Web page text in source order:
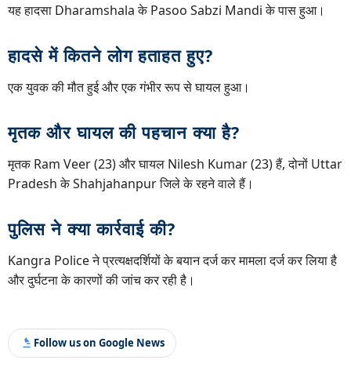
यह हादसा Dharamshala के Pasoo Sabzi Mandi के पास हुआ।
हादसे में कितने लोग हताहत हुए?
एक युवक की मौत हुई और एक गंभीर रूप से घायल हुआ।
मृतक और घायल की पहचान क्या है?
मृतक Ram Veer (23) और घायल Nilesh Kumar (23) हैं, दोनों Uttar
Pradesh के Shahjahanpur जिले के रहने वाले हैं।
पुलिस ने क्या कार्रवाई की?
Kangra Police ने प्रत्यक्षदर्शियों के बयान दर्ज कर मामला दर्ज कर लिया है
और दुर्घटना के कारणों की जांच कर रही है।
Follow us on Google News